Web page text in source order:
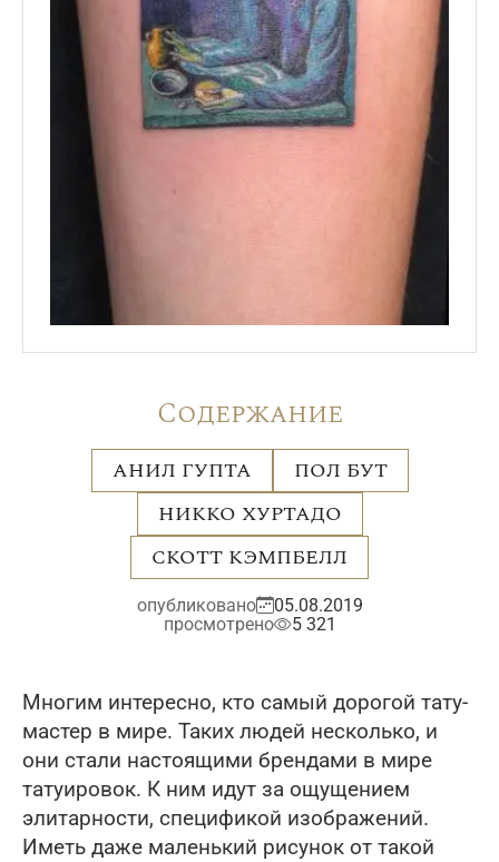
Содержание
АНИЛ ГУПТА
ПОЛ БУТ
НИККО ХУРТАДО
СКОТТ КЭМПБЕЛЛ
опубликовано
05.08.2019
просмотрено
5 321
Многим интересно, кто самый дорогой тату-
мастер в мире. Таких людей несколько, и
они стали настоящими брендами в мире
татуировок. К ним идут за ощущением
элитарности, спецификой изображений.
Иметь даже маленький рисунок от такой